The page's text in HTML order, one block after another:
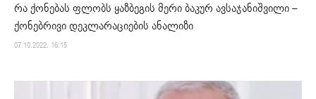
რა ქონებას ფლობს ყაზბეგის მერი ბაკურ ავსაჯანიშვილი –
ქონებრივი დეკლარაციების ანალიზი
07.10.2022. 16:15